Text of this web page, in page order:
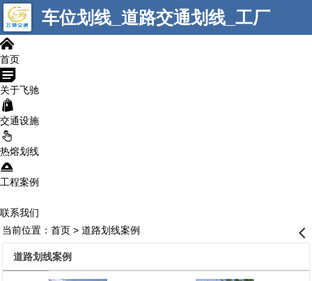
车位划线_道路交通划线_工厂
󰄫
首页
󰁂
关于飞驰
󰇵
交通设施
󰋇
热熔划线
󰁚
工程案例
联系我们
当前位置： 首页> 道路划线案例 󰊒
道路划线案例